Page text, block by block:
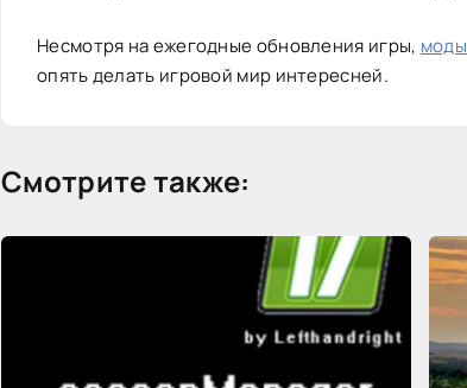
Несмотря на ежегодные обновления игры,
опять делать игровой мир интересней.
Смотрите также: